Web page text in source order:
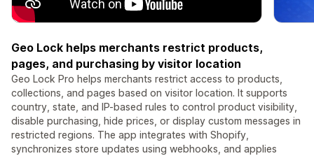
Geo Lock helps merchants restrict products,
pages, and purchasing by visitor location
Geo Lock Pro helps merchants restrict access to products,
collections, and pages based on visitor location. It supports
country, state, and IP-based rules to control product visibility,
disable purchasing, hide prices, or display custom messages in
restricted regions. The app integrates with Shopify,
synchronizes store updates using webhooks, and applies